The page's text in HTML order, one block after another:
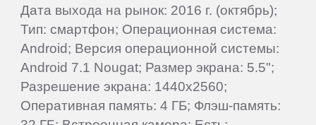
Дата выхода на рынок: 2016 г. (октябрь);
Тип: смартфон; Операционная система:
Android; Версия операционной системы:
Android 7.1 Nougat; Размер экрана: 5.5";
Разрешение экрана: 1440x2560;
Оперативная память: 4 ГБ; Флэш-память: